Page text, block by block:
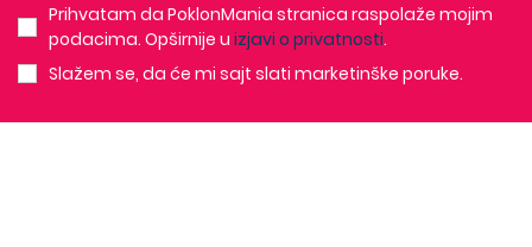
Prihvatam da PoklonMania stranica raspolaže mojim
podacima. Opširnije u izjavi o privatnosti.
Slažem se, da će mi sajt slati marketinške poruke.